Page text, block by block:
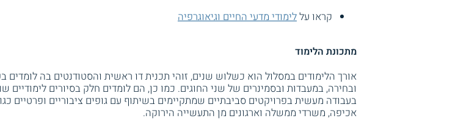
קראו עללימודי מדעי החיים וגיאוגרפיה
מתכונת הלימוד
אורך הלימודים במסלול הוא כשלוש שנים, זוהי תכנית דו ראשית והסטודנטים בה לומדים
ובחירה, במעבדות ובסמינרים של שני החוגים. כמו כן, הם לומדים חלק בסיורים לימודיים
בעבודה מעשית בפרויקטים סביבתיים שמתקיימים בשיתוף עם גופים ציבוריים ופרטיים
אכיפה, משרדי ממשלה וארגונים מן התעשייה הירוקה.